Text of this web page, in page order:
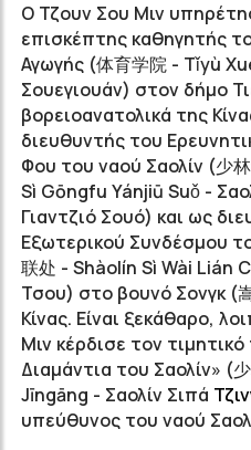
Ο Τζουν Σου Μιν
επισκέπτης καθηγητής
Αγωγής (体育学院 - Tǐyù
Σουεγιουάν) στον δήμο
βορειοανατολικά της
διευθυντής του
Φου του ναού Σαολίν (少
Sì Gōngfu Yánjiū Suǒ -
Γιαντζιό Σουό) και ως
Εξωτερικού Συνδέσμου
联处 - Shàolín Sì Wài Lián
Τσου) στο βουνό Σονγκ (
Κίνας. Είναι ξεκάθαρο,
Μιν κέρδισε τον
Διαμάντια του Σαολίν» (
Jīngāng - Σαολίν Σιπά
υπεύθυνος του ναού